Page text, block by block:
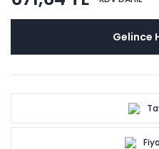
Gelince